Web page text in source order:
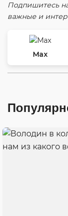
Подпишитесь
важные и
Max